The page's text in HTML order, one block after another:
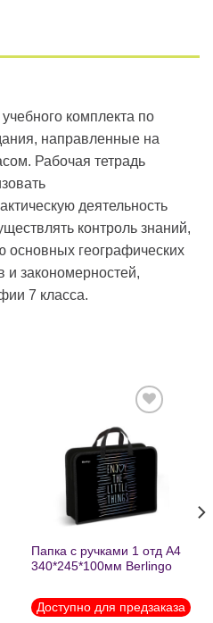
комплекта по
направленные на
Рабочая тетрадь
деятельность
контроль знаний,
основных географических
и закономерностей,
7 класса.
Добавить
в список
желаний
Папка с ручками 1 отд А4
340*245*100мм Berlingo
пластик на молнии 1215
Доступно для предзаказа